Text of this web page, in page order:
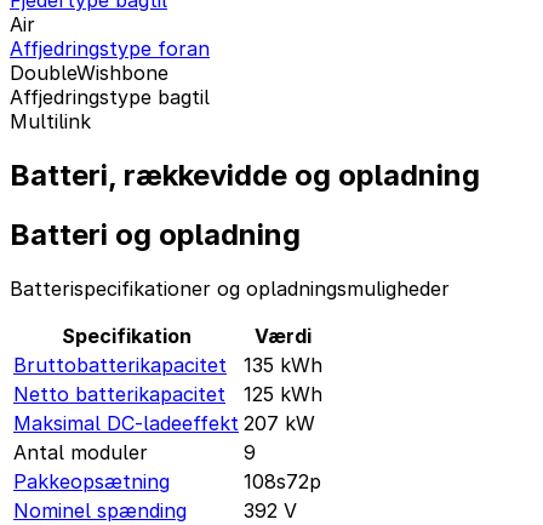
Air
Affjedringstype foran
DoubleWishbone
Affjedringstype bagtil
Multilink
Batteri, rækkevidde og opladning
Batteri og opladning
Batterispecifikationer og opladningsmuligheder
Specifikation
Værdi
Bruttobatterikapacitet
135 kWh
Netto batterikapacitet
125 kWh
Maksimal DC-ladeeffekt 207 kW
Antal moduler
9
Pakkeopsætning
108s72p
Nominel spænding
392 V